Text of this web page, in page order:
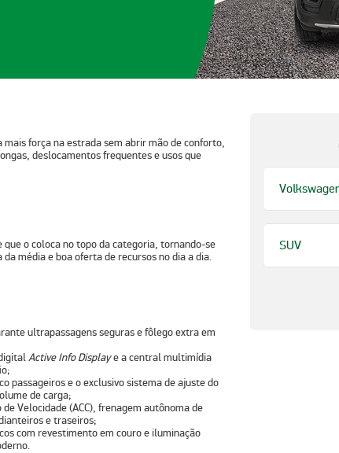
força na estrada sem abrir mão de conforto,
deslocamentos frequentes e usos que
que o coloca no topo da categoria, tornando-se
média e boa oferta de recursos no dia a dia.
ultrapassagens seguras e fôlego extra em
Active Info Displaye a central multimídia
passageiros e o exclusivo sistema de ajuste do
de carga;
Velocidade (ACC), frenagem autônoma de
e traseiros;
com revestimento em couro e iluminação
SUV